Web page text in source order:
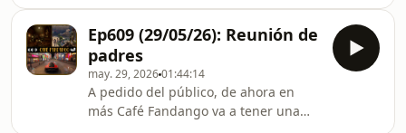
decidimos sacar el episodio 611 de
Café Fandango: para que siga siendo
imposible saberlo.
ataque a las torres gemelas. Pero en
el episodio 610 de Café Fandango se
evacuaron todas las dudas: el evento
más importante del siglo XXI es
cuando Seba le entregó a Nico el
Ep609 (29/05/26): Reunión de
padres
may. 29, 202601:44:14
A pedido del público, de ahora en
más Café Fandango va a tener una